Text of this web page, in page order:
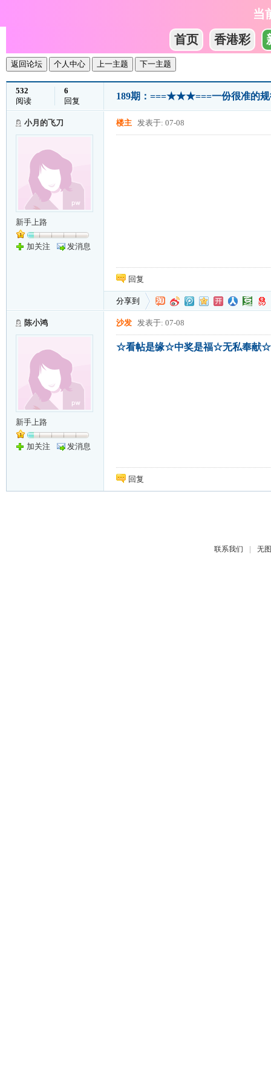
当
首页
香港彩
返回论坛 个人中心 上一主题 下一主题
532
阅读
6
回复
189期：===★★★===一份很准的
小月的飞刀
新手上路
加关注 发消息
楼主 发表于: 07-08
回复
分享到
陈小鸿
新手上路
加关注 发消息
沙发 发表于: 07-08
☆看帖是缘☆中奖是福☆无私奉献
回复
联系我们 | 无